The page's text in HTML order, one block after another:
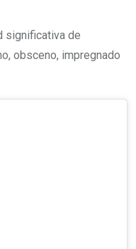
significativa de
obsceno, impregnado